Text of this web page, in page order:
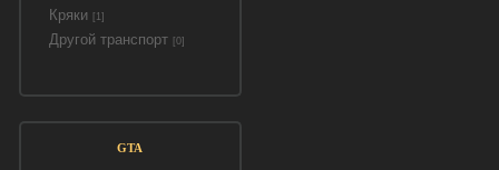
Кряки [1]
Другой транспорт [0]
GTA